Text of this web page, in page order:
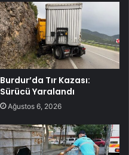
Burdur’da Tır Kazası:
Sürücü Yaralandı
Ağustos 6, 2026